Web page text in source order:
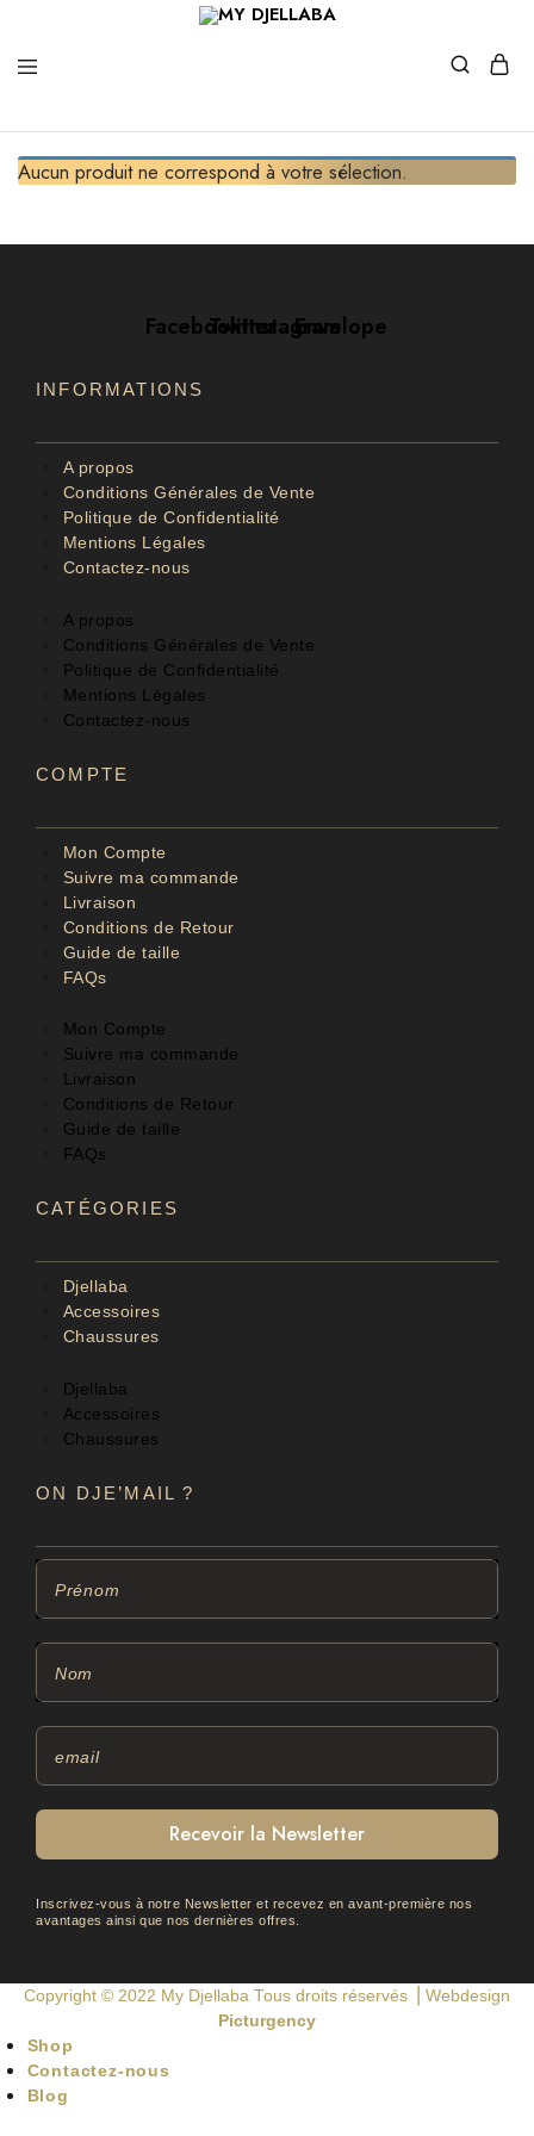
MY
DJELLABA
Fashion
Aucun produit ne correspond à votre sélection.
FacebookTwitterInstagramEnvelope
INFORMATIONS
A propos
Conditions Générales de Vente
Politique de Confidentialité
Mentions Légales
Contactez-nous
A propos
Conditions Générales de Vente
Politique de Confidentialité
Mentions Légales
Contactez-nous
COMPTE
Mon Compte
Suivre ma commande
Livraison
Conditions de Retour
Guide de taille
FAQs
Mon Compte
Suivre ma commande
Livraison
Conditions de Retour
Guide de taille
FAQs
CATÉGORIES
Djellaba
Accessoires
Chaussures
Djellaba
Accessoires
Chaussures
ON DJE’MAIL ?
Recevoir la Newsletter
Inscrivez-vous à notre Newsletter et recevez en avant-première nos
avantages ainsi que nos dernières offres.
Copyright © 2022 My Djellaba Tous droits réservés ⎟ Webdesign
Picturgency
Shop
Contactez-nous
Blog